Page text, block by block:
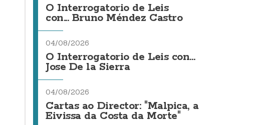
O Interrogatorio de Leis
con... Bruno Méndez Castro
04/08/2026
O Interrogatorio de Leis con...
Jose De la Sierra
04/08/2026
Cartas ao Director: "Malpica, a
Eivissa da Costa da Morte"